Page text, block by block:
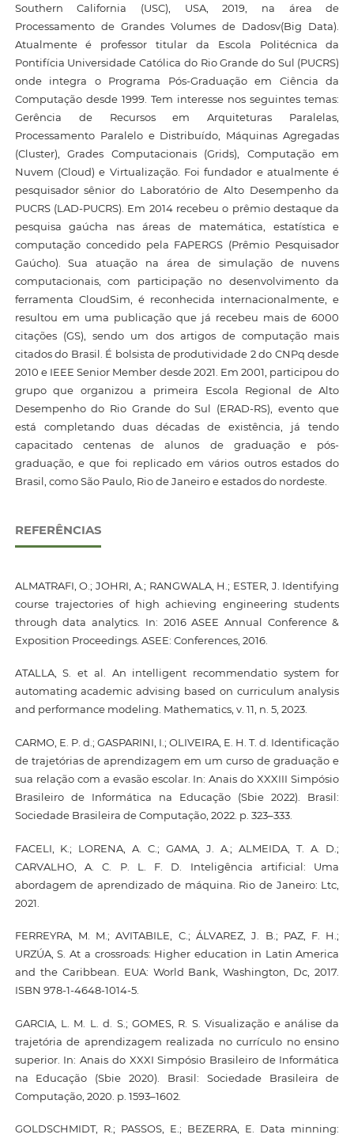
Southern California (USC), USA, 2019, na área de
Processamento de Grandes Volumes de Dadosv(Big Data).
Atualmente é professor titular da Escola Politécnica da
Pontifícia Universidade Católica do Rio Grande do Sul (PUCRS)
onde integra o Programa Pós-Graduação em Ciência da
Computação desde 1999. Tem interesse nos seguintes temas:
Gerência de Recursos em Arquiteturas Paralelas,
Processamento Paralelo e Distribuído, Máquinas Agregadas
(Cluster), Grades Computacionais (Grids), Computação em
Nuvem (Cloud) e Virtualização. Foi fundador e atualmente é
pesquisador sênior do Laboratório de Alto Desempenho da
PUCRS (LAD-PUCRS). Em 2014 recebeu o prêmio destaque da
pesquisa gaúcha nas áreas de matemática, estatística e
computação concedido pela FAPERGS (Prêmio Pesquisador
Gaúcho). Sua atuação na área de simulação de nuvens
computacionais, com participação no desenvolvimento da
ferramenta CloudSim, é reconhecida internacionalmente, e
resultou em uma publicação que já recebeu mais de 6000
citações (GS), sendo um dos artigos de computação mais
citados do Brasil. É bolsista de produtividade 2 do CNPq desde
2010 e IEEE Senior Member desde 2021. Em 2001, participou do
grupo que organizou a primeira Escola Regional de Alto
Desempenho do Rio Grande do Sul (ERAD-RS), evento que
está completando duas décadas de existência, já tendo
capacitado centenas de alunos de graduação e pós-
graduação, e que foi replicado em vários outros estados do
Brasil, como São Paulo, Rio de Janeiro e estados do nordeste.
REFERÊNCIAS
ALMATRAFI, O.; JOHRI, A.; RANGWALA, H.; ESTER, J. Identifying
course trajectories of high achieving engineering students
through data analytics. In: 2016 ASEE Annual Conference &
Exposition Proceedings. ASEE: Conferences, 2016.
ATALLA, S. et al. An intelligent recommendatio system for
automating academic advising based on curriculum analysis
and performance modeling. Mathematics, v. 11, n. 5, 2023.
CARMO, E. P. d.; GASPARINI, I.; OLIVEIRA, E. H. T. d. Identificação
de trajetórias de aprendizagem em um curso de graduação e
sua relação com a evasão escolar. In: Anais do XXXIII Simpósio
Brasileiro de Informática na Educação (Sbie 2022). Brasil:
Sociedade Brasileira de Computação, 2022. p. 323–333.
FACELI, K.; LORENA, A. C.; GAMA, J. A.; ALMEIDA, T. A. D.;
CARVALHO, A. C. P. L. F. D. Inteligência artificial: Uma
abordagem de aprendizado de máquina. Rio de Janeiro: Ltc,
2021.
FERREYRA, M. M.; AVITABILE, C.; ÁLVAREZ, J. B.; PAZ, F. H.;
URZÚA, S. At a crossroads: Higher education in Latin America
and the Caribbean. EUA: World Bank, Washington, Dc, 2017.
ISBN 978-1-4648-1014-5.
GARCIA, L. M. L. d. S.; GOMES, R. S. Visualização e análise da
trajetória de aprendizagem realizada no currículo no ensino
superior. In: Anais do XXXI Simpósio Brasileiro de Informática
na Educação (Sbie 2020). Brasil: Sociedade Brasileira de
Computação, 2020. p. 1593–1602.
GOLDSCHMIDT, R.; PASSOS, E.; BEZERRA, E. Data minning: